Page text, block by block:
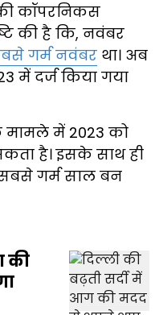
कॉपरनिकस
की है कि, नवंबर
गर्म नवंबर था। अब
में दर्ज किया गया
मामले में 2023 को
है। इसके साथ ही
सबसे गर्म साल बन
की